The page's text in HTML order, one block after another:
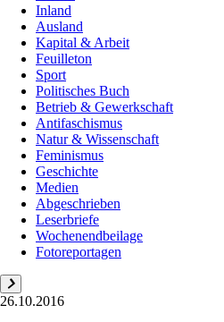
Inland
Ausland
Kapital & Arbeit
Feuilleton
Sport
Politisches Buch
Betrieb & Gewerkschaft
Antifaschismus
Natur & Wissenschaft
Feminismus
Geschichte
Medien
Abgeschrieben
Leserbriefe
Wochenendbeilage
Fotoreportagen
26.10.2016